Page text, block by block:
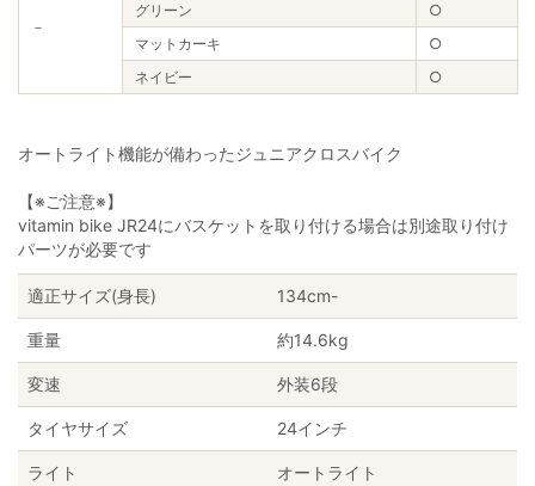
－
グリーン
○
マットカーキ
○
ネイビー
○
オートライト機能が備わったジュニアクロスバイク
【※ご注意※】
vitamin bike JR24にバスケットを取り付ける場合は別途取り付け
パーツが必要です
適正サイズ(身長) 134cm-
重量 約14.6kg
変速 外装6段
タイヤサイズ 24インチ
ライト オートライト